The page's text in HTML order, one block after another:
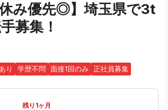
休み優先◎】埼玉県で3t
募集！
り 学歴不問 面接1回のみ 正社員募集
残り1ヶ月